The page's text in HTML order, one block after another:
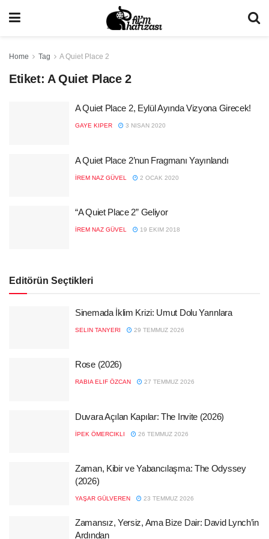
Home Tag A Quiet Place 2
Etiket: A Quiet Place 2
A Quiet Place 2, Eylül Ayında Vizyona Girecek!
GAYE KIPER 3 NISAN 2020
A Quiet Place 2’nun Fragmanı Yayınlandı
İREM NAZ GÜVEL 2 OCAK 2020
“A Quiet Place 2” Geliyor
İREM NAZ GÜVEL 19 EKIM 2018
Editörün Seçtikleri
Sinemada İklim Krizi: Umut Dolu Yarınlara
SELIN TANYERI 29 TEMMUZ 2026
Rose (2026)
RABIA ELIF ÖZCAN 27 TEMMUZ 2026
Duvara Açılan Kapılar: The Invite (2026)
İPEK ÖMERCIKLI 26 TEMMUZ 2026
Zaman, Kibir ve Yabancılaşma: The Odyssey
(2026)
YAŞAR GÜLVEREN 23 TEMMUZ 2026
Zamansız, Yersiz, Ama Bize Dair: David Lynch’in
Ardından